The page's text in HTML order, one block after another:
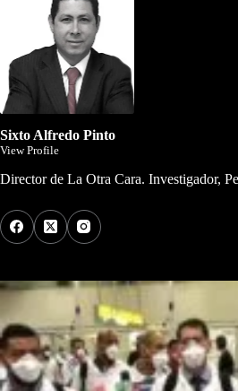
Sixto Alfredo Pinto
View Profile
Director de La Otra Cara. Investigador,